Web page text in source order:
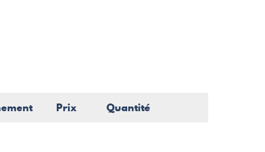
Prix Quantité